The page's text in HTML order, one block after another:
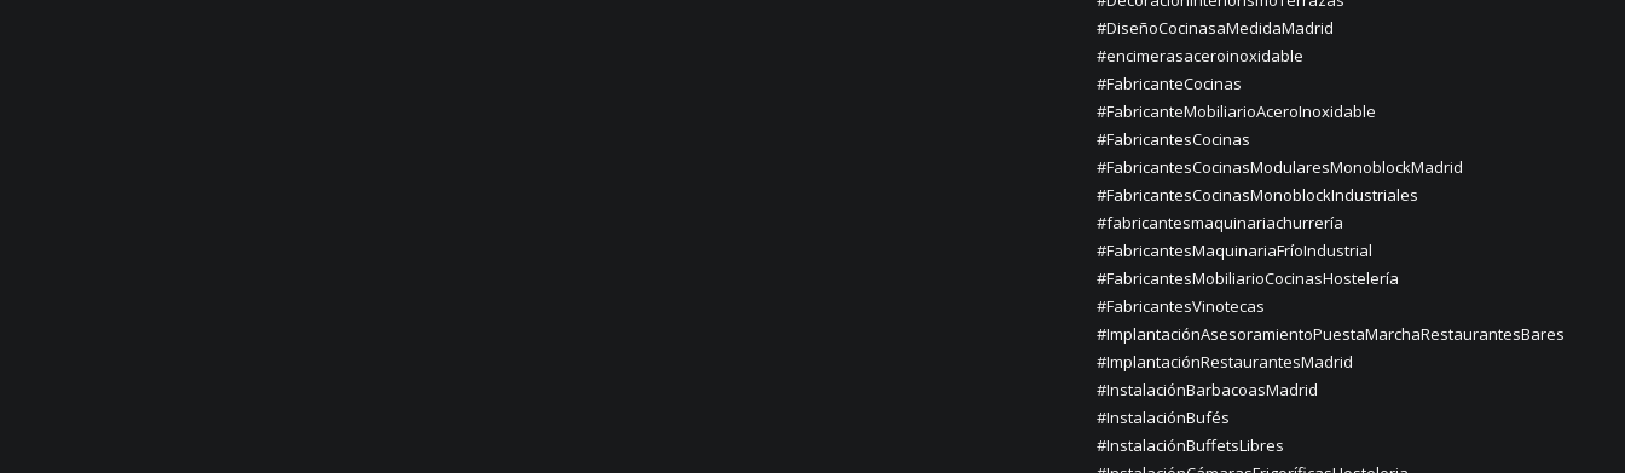
#DiseñoCocinasaMedidaMadrid
#encimerasaceroinoxidable
#FabricanteCocinas
#FabricanteMobiliarioAceroInoxidable
#FabricantesCocinas
#FabricantesCocinasModularesMonoblockMadrid
#FabricantesCocinasMonoblockIndustriales
#fabricantesmaquinariachurrería
#FabricantesMaquinariaFríoIndustrial
#FabricantesMobiliarioCocinasHostelería
#FabricantesVinotecas
#ImplantaciónAsesoramientoPuestaMarchaRestaurantesBares
#ImplantaciónRestaurantesMadrid
#InstalaciónBarbacoasMadrid
#InstalaciónBufés
#InstalaciónBuffetsLibres